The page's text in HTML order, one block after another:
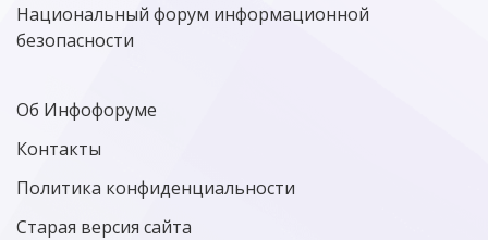
Национальный форум информационной
безопасности
Об Инфофоруме
Контакты
Политика конфиденциальности
Старая версия сайта